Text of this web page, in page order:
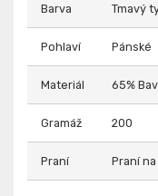
Barva Tmavý
Pohlaví Pánské
Materiál 65%
Gramáž 200
Praní Praní na